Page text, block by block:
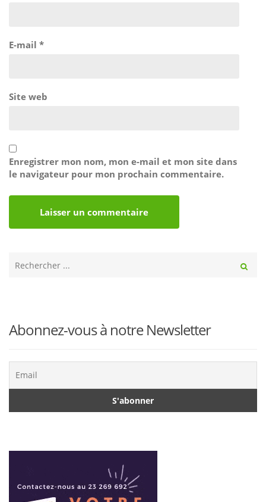
E-mail *
Site web
Enregistrer mon nom, mon e-mail et mon site dans
le navigateur pour mon prochain commentaire.
Abonnez-vous à notre Newsletter